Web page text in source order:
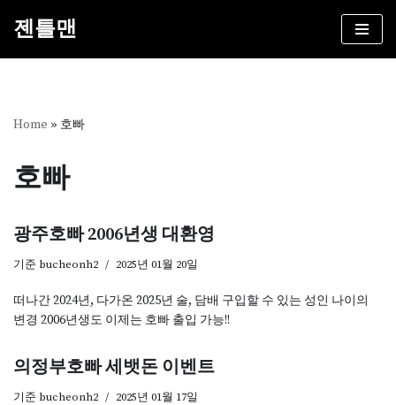
건
뛰
기
젠틀맨
Home » 호빠
호빠
광주호빠 2006년생 대환영
기준 bucheonh2 2025년 01월 20일
떠나간 2024년, 다가온 2025년 술, 담배 구입할 수 있는 성인 나이의
변경 2006년생도 이제는 호빠 출입 가능!!
의정부호빠 세뱃돈 이벤트
기준 bucheonh2 2025년 01월 17일